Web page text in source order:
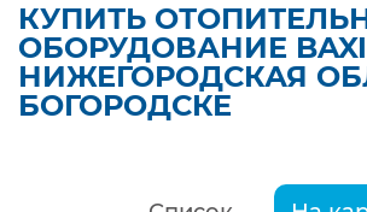
КУПИТЬ
ОБОРУДОВАНИЕ
НИЖЕГОРОДСКАЯ
БОГОРОДСКЕ